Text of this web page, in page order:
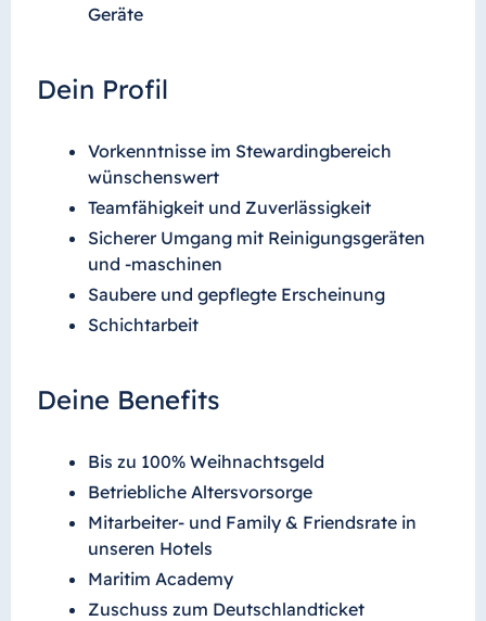
Geräte
Dein Profil
Vorkenntnisse im Stewardingbereich
wünschenswert
Teamfähigkeit und Zuverlässigkeit
Sicherer Umgang mit Reinigungsgeräten
und -maschinen
Saubere und gepflegte Erscheinung
Schichtarbeit
Deine Benefits
Bis zu 100% Weihnachtsgeld
Betriebliche Altersvorsorge
Mitarbeiter- und Family & Friendsrate in
unseren Hotels
Maritim Academy
Zuschuss zum Deutschlandticket